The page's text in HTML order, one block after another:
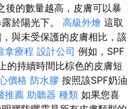
後的數量越高，皮膚可以暴
於陽光下。 高級外燴 這取
與未受保護的皮膚相比，該
拿療程 設計公司 例如，SPF
的持續時間比棕色的皮膚短
價格 防水膠 按照該SPF奶油
推薦 助聽器 種類 如果您喜